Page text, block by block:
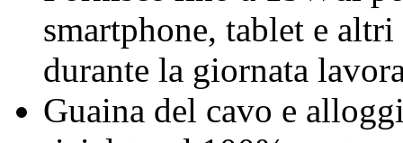
smartphone, tablet e
durante la giornata
Guaina del cavo e